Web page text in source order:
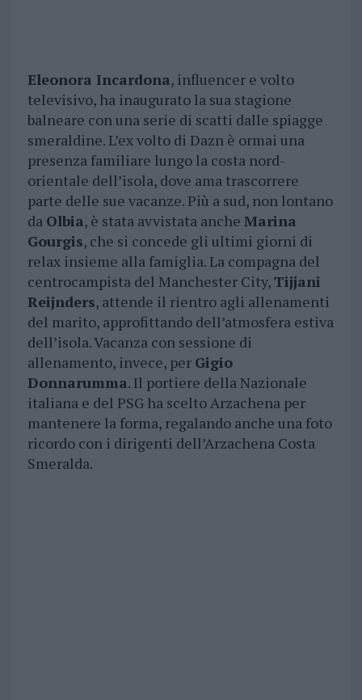
Eleonora Incardona, influencer e volto
televisivo, ha inaugurato la sua stagione
balneare con una serie di scatti dalle spiagge
smeraldine. L’ex volto di Dazn è ormai una
presenza familiare lungo la costa nord-
orientale dell’isola, dove ama trascorrere
parte delle sue vacanze. Più a sud, non lontano
da Olbia, è stata avvistata anche Marina
Gourgis, che si concede gli ultimi giorni di
relax insieme alla famiglia. La compagna del
centrocampista del Manchester City,Tijjani
Reijnders, attende il rientro agli allenamenti
del marito, approfittando dell’atmosfera estiva
dell’isola. Vacanza con sessione di
allenamento, invece, per Gigio
Donnarumma. Il portiere della Nazionale
italiana e del PSG ha scelto Arzachena per
mantenere la forma, regalando anche una foto
ricordo con i dirigenti dell’Arzachena Costa
Smeralda.